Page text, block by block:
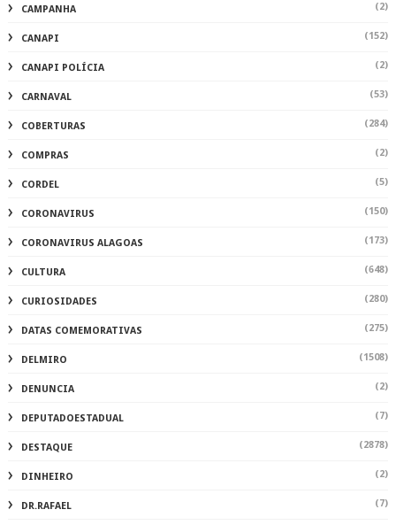
CAMPANHA (2)
CANAPI (152)
CANAPI POLÍCIA (2)
CARNAVAL (53)
COBERTURAS (284)
COMPRAS (2)
CORDEL (5)
CORONAVIRUS (150)
CORONAVIRUS ALAGOAS (173)
CULTURA (648)
CURIOSIDADES (280)
DATAS COMEMORATIVAS (275)
DELMIRO (1508)
DENUNCIA (2)
DEPUTADOESTADUAL (7)
DESTAQUE (2878)
DINHEIRO (2)
DR.RAFAEL (7)